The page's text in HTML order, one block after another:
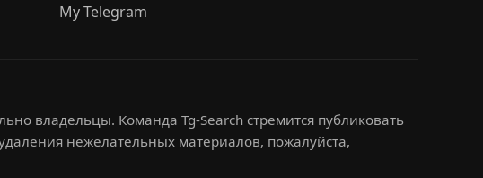
My Telegram
владельцы. Команда Tg-Search стремится публиковать
нежелательных материалов, пожалуйста,